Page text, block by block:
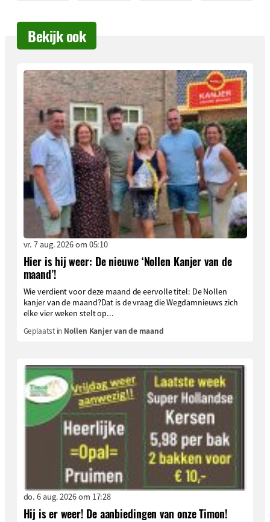
Bekijk ook
vr. 7 aug. 2026 om 05:10
Hier is hij weer: De nieuwe ‘Nollen Kanjer van de
maand’!
Wie verdient voor deze maand de eervolle titel: De Nollen
kanjer van de maand?Dat is de vraag die Wegdamnieuws zich
elke vier weken stelt op...
Geplaatst in Nollen Kanjer van de maand
do. 6 aug. 2026 om 17:28
Hij is er weer! De aanbiedingen van onze Timon!